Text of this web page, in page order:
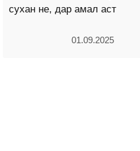
сухан не, дар амал аст
01.09.2025